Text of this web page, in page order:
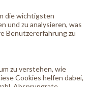
die wichtigsten
und zu analysieren, was
Benutzererfahrung zu
zu verstehen, wie
Cookies helfen dabei,